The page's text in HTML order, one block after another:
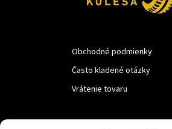
Obchodné podmienky
Často kladené otázky
Vrátenie tovaru